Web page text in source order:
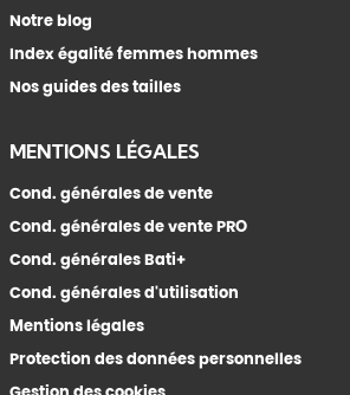
Notre blog
Index égalité femmes hommes
Nos guides des tailles
MENTIONS LÉGALES
Cond. générales de vente
Cond. générales de vente PRO
Cond. générales Bati+
Cond. générales d'utilisation
Mentions légales
Protection des données personnelles